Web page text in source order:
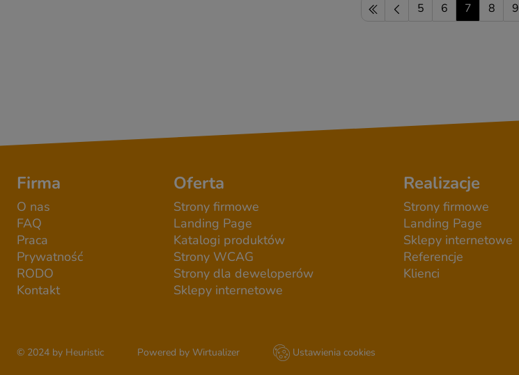
5 6 7 8 9
Firma
O nas
FAQ
Praca
Prywatność
RODO
Kontakt
Oferta
Strony firmowe
Landing Page
Katalogi produktów
Strony WCAG
Strony dla deweloperów
Sklepy internetowe
Realizacje
Strony firmowe
Landing Page
Sklepy internetowe
Referencje
Klienci
© 2024 by Heuristic Powered by Wirtualizer Ustawienia cookies